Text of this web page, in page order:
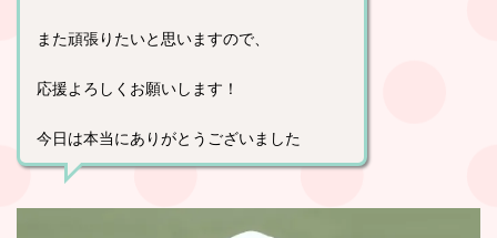
また頑張りたいと思いますので、
応援よろしくお願いします！
今日は本当にありがとうございました